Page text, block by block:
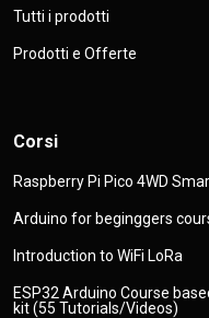
Tutti i prodotti
Prodotti e Offerte
Corsi
Raspberry Pi Pico 4WD
Arduino for beginggers
Introduction to WiFi LoRa
ESP32 Arduino Course
kit (55 Tutorials/Videos)